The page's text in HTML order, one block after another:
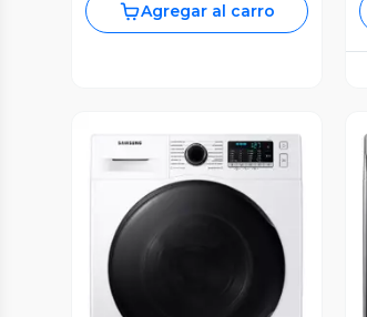
Agregar al carro
Vista Previa